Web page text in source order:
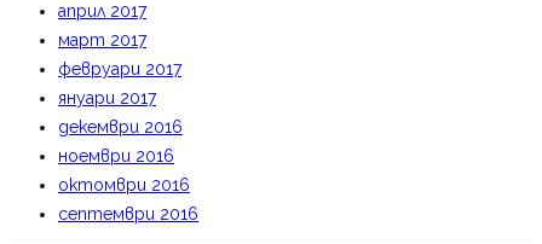
април 2017
март 2017
февруари 2017
януари 2017
декември 2016
ноември 2016
октомври 2016
септември 2016